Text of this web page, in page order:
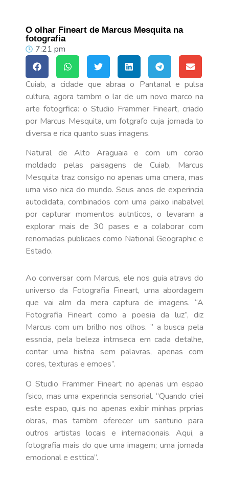
O olhar Fineart de Marcus Mesquita na
fotografia
7:21 pm
Cuiab, a cidade que abraa o Pantanal e pulsa
cultura, agora tambm o lar de um novo marco na
arte fotogrfica: o Studio Frammer Fineart, criado
por Marcus Mesquita, um fotgrafo cuja jornada to
diversa e rica quanto suas imagens.
Natural de Alto Araguaia e com um corao
moldado pelas paisagens de Cuiab, Marcus
Mesquita traz consigo no apenas uma cmera, mas
uma viso nica do mundo. Seus anos de experincia
autodidata, combinados com uma paixo inabalvel
por capturar momentos autnticos, o levaram a
explorar mais de 30 pases e a colaborar com
renomadas publicaes como National Geographic e
Estado.
Ao conversar com Marcus, ele nos guia atravs do
universo da Fotografia Fineart, uma abordagem
que vai alm da mera captura de imagens. “A
Fotografia Fineart como a poesia da luz”, diz
Marcus com um brilho nos olhos. ” a busca pela
essncia, pela beleza intrnseca em cada detalhe,
contar uma histria sem palavras, apenas com
cores, texturas e emoes”.
O Studio Frammer Fineart no apenas um espao
fsico, mas uma experincia sensorial. “Quando criei
este espao, quis no apenas exibir minhas prprias
obras, mas tambm oferecer um santurio para
outros artistas locais e internacionais. Aqui, a
fotografia mais do que uma imagem; uma jornada
emocional e esttica”.